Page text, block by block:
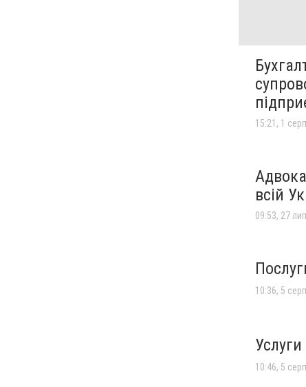
15:21, 1
всій
09:53, 27
10:36, 5
10:46, 5